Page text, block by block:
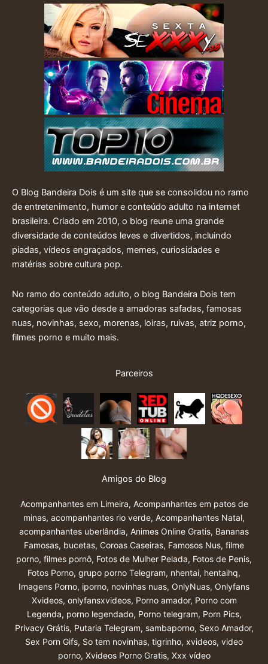
O Blog Bandeira Dois é um site que se consolidou no ramo
de entretenimento, humor e conteúdo adulto na internet
brasileira. Criado em 2010, o blog reune uma grande
diversidade de conteúdos leves e divertidos, incluindo
piadas, vídeos engraçados, memes, curiosidades e
matérias sobre cultura pop.
No ramo do conteúdo adulto, o blog Bandeira Dois tem
categorias que vão desde a amadoras safadas, famosas
nuas, novinhas, sexo, morenas, loiras, ruivas, atriz porno,
filmes porno e muito mais.
Parceiros
Amigos do Blog
Acompanhantes em Limeira, Acompanhantes em patos de
minas, acompanhantes rio verde, Acompanhantes Natal,
acompanhantes uberlândia, Animes Online Gratis, Bananas
Famosas, bucetas, Coroas Caseiras, Famosos Nus, filme
porno, filmes pornô, Fotos de Mulher Pelada, Fotos de Penis,
Fotos Porno, grupo porno Telegram, nhentai, hentaihq,
Imagens Porno, iporno, novinhas nuas, OnlyNuas, Onlyfans
Xvideos, onlyfansxvideos, Porno amador, Porno com
Legenda, porno legendado, Porno telegram, Porn Pics,
Privacy Grátis, Putaria Telegram, sambaporno, Sexo Amador,
Sex Porn Gifs, So tem novinhas, tigrinho, xvideos, video
porno, Xvideos Porno Gratis, Xxx vídeo